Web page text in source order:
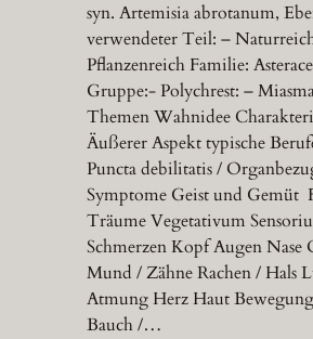
syn. Artemisia abrotanum,
verwendeter Teil: –
Pflanzenreich Familie:
Gruppe:- Polychrest: –
Themen Wahnidee
Äußerer Aspekt typische
Puncta debilitatis /
Symptome Geist und Gemüt
Träume Vegetativum
Schmerzen Kopf Augen Nase
Mund / Zähne Rachen / Hals
Atmung Herz Haut
Bauch /…